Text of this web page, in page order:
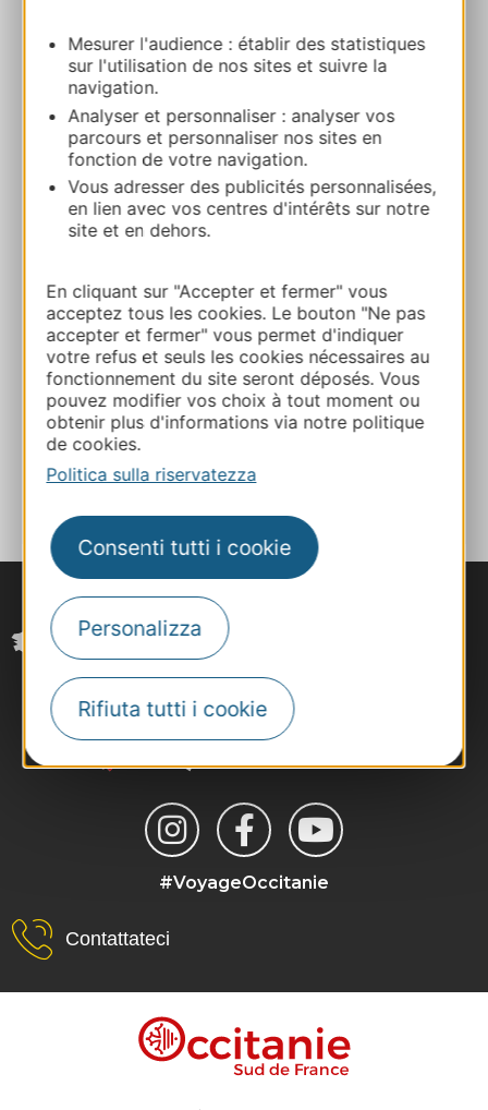
Mesurer l'audience : établir des statistiques
sur l'utilisation de nos sites et suivre la
navigation.
Analyser et personnaliser : analyser vos
parcours et personnaliser nos sites en
fonction de votre navigation.
Vous adresser des publicités personnalisées,
en lien avec vos centres d'intérêts sur notre
site et en dehors.
En cliquant sur "Accepter et fermer" vous
acceptez tous les cookies. Le bouton "Ne pas
accepter et fermer" vous permet d'indiquer
votre refus et seuls les cookies nécessaires au
fonctionnement du site seront déposés. Vous
pouvez modifier vos choix à tout moment ou
obtenir plus d'informations via notre politique
de cookies.
Politica sulla riservatezza
Consenti tutti i cookie
Personalizza
Rifiuta tutti i cookie
CHATEAU DE BELCASTEL
Château de Belcastel 12390 BELCASTEL
Calcola il tuo percorso
+33565644216
E-mail
Sito web
AL TACCUINO
#VoyageOccitanie
Contattateci